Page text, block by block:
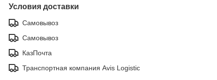
Условия доставки
Самовывоз
Самовывоз
КазПочта
Транспортная компания Avis Logistic